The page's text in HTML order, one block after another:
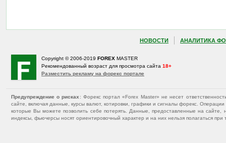
НОВОСТИ АНАЛИТИКА
Copyright © 2006-2019 FOREX MASTER
Рекомендованный возраст для просмотра сайта 18+
Разместить рекламу на форекс портале
Предупреждение о рисках : Форекс портал «Forex Master» не несет
сайте, включая данные, курсы валют, котировки, графики и сигналы форекс.
которые Вы можете позволить себе потерять. Данные, предоставленные на
индексы, фьючерсы носят ориентировочный характер и на них нельзя полагаться при